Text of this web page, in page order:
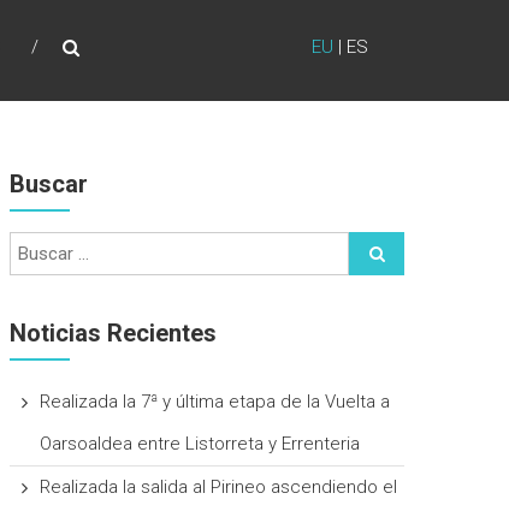
EU | ES
Buscar
Noticias Recientes
Realizada la 7ª y última etapa de la Vuelta a
Oarsoaldea entre Listorreta y Errenteria
Realizada la salida al Pirineo ascendiendo el